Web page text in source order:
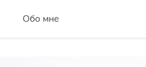
Обо мне